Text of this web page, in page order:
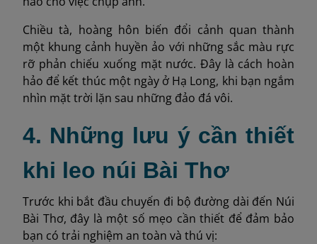
Chiều tà, hoàng hôn biến đổi cảnh quan thành
một khung cảnh huyền ảo với những sắc màu rực
rỡ phản chiếu xuống mặt nước. Đây là cách hoàn
hảo để kết thúc một ngày ở Hạ Long, khi bạn ngắm
nhìn mặt trời lặn sau những đảo đá vôi.
4. Những lưu ý cần thiết
khi leo núi Bài Thơ
Trước khi bắt đầu chuyến đi bộ đường dài đến Núi
Bài Thơ, đây là một số mẹo cần thiết để đảm bảo
bạn có trải nghiệm an toàn và thú vị: